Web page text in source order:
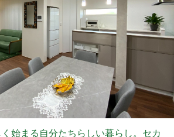
く始まる自分たちらしい暮らし。セカ